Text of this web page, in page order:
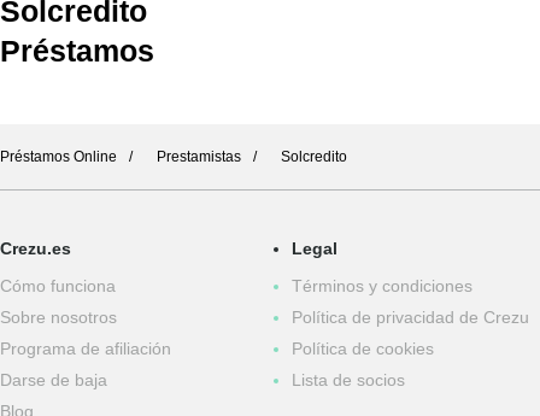
Solcredito
Préstamos
Préstamos Online Prestamistas Solcredito
Crezu.es
Cómo funciona
Sobre nosotros
Programa de afiliación
Darse de baja
Blog
Legal
Términos y condiciones
Política de privacidad de Crezu
Política de cookies
Lista de socios